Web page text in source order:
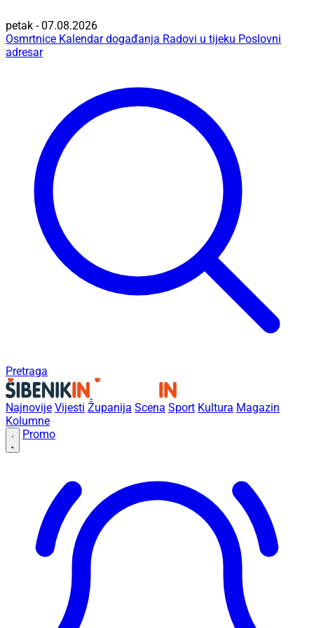
petak - 07.08.2026
Osmrtnice Kalendar događanja Radovi u tijeku Poslovni
adresar
Pretraga
Najnovije Vijesti Županija Scena Sport Kultura Magazin
Kolumne
Promo